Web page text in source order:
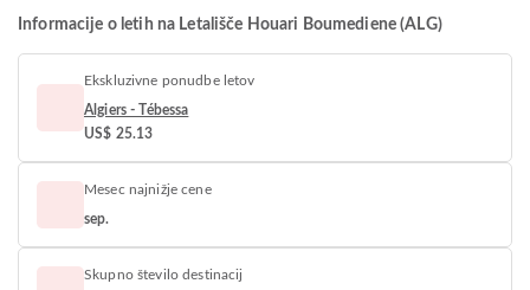
Informacije o letih na Letališče Houari Boumediene (ALG)
Ekskluzivne ponudbe letov
Algiers - Tébessa
US$ 25.13
Mesec najnižje cene
sep.
Skupno število destinacij